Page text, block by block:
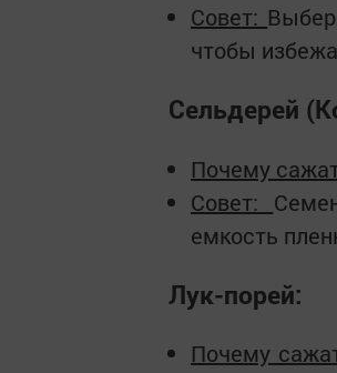
Совет:
чтобы
Сельдерей
Почему
Совет:
емкость
Лук-порей:
Почему